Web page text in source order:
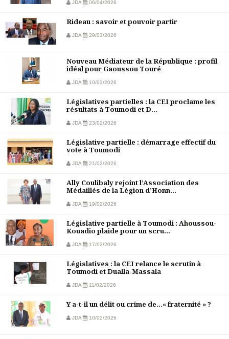
JDA 06/04/2026
Rideau : savoir et pouvoir partir
JDA 29/03/2026
Nouveau Médiateur de la République : profil
idéal pour Gaoussou Touré
JDA 10/03/2026
Législatives partielles : la CEI proclame les
résultats à Toumodi et D...
JDA 23/02/2026
Législative partielle : démarrage effectif du
vote à Toumodi
JDA 21/02/2026
Ally Coulibaly rejoint l’Association des
Médaillés de la Légion d’Honn...
JDA 19/02/2026
Législative partielle à Toumodi : Ahoussou-
Kouadio plaide pour un scru...
JDA 17/02/2026
Législatives : la CEI relance le scrutin à
Toumodi et Dualla-Massala
JDA 11/02/2026
Y a-t-il un délit ou crime de…« fraternité » ?
JDA 10/02/2026